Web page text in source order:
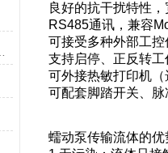
良好的抗干扰特性
RS485通讯，兼容
可接受多种外部工
支持启停、正反转
可外接热敏打印机
可配套脚踏开关、
蠕动泵传输流体的优